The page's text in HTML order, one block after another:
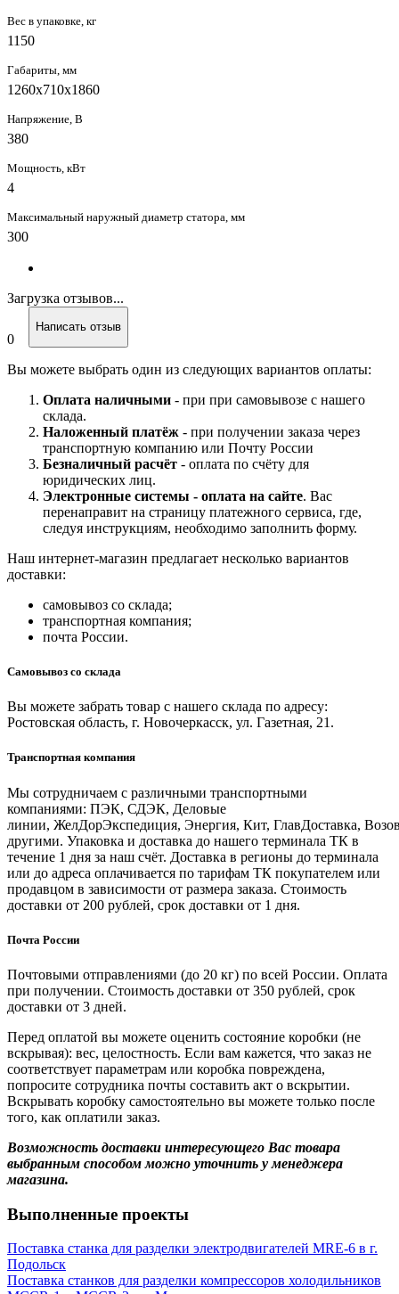
Вес в упаковке, кг
1150
Габариты, мм
1260х710х1860
Напряжение, В
380
Мощность, кВт
4
Максимальный наружный диаметр статора, мм
300
Загрузка отзывов...
0
Написать отзыв
Вы можете выбрать один из следующих вариантов оплаты:
Оплата наличными - при при самовывозе с нашего
склада.
Наложенный платёж - при получении заказа через
транспортную компанию или Почту России
Безналичный расчёт - оплата по счёту для
юридических лиц.
Электронные системы - оплата на сайте. Вас
перенаправит на страницу платежного сервиса, где,
следуя инструкциям, необходимо заполнить форму.
Наш интернет-магазин предлагает несколько вариантов
доставки:
самовывоз со склада;
транспортная компания;
почта России.
Самовывоз со склада
Вы можете забрать товар с нашего склада по адресу:
Ростовская область, г. Новочеркасск, ул. Газетная, 21.
Транспортная компания
Мы сотрудничаем с различными транспортными
компаниями: ПЭК, СДЭК, Деловые
линии, ЖелДорЭкспедиция, Энергия, Кит, ГлавДоставка,
другими. Упаковка и доставка до нашего терминала ТК в
течение 1 дня за наш счёт. Доставка в регионы до терминала
или до адреса оплачивается по тарифам ТК покупателем или
продавцом в зависимости от размера заказа. Стоимость
доставки от 200 рублей, срок доставки от 1 дня.
Почта России
Почтовыми отправлениями (до 20 кг) по всей России. Оплата
при получении. Стоимость доставки от 350 рублей, срок
доставки от 3 дней.
Перед оплатой вы можете оценить состояние коробки (не
вскрывая): вес, целостность. Если вам кажется, что заказ не
соответствует параметрам или коробка повреждена,
попросите сотрудника почты составить акт о вскрытии.
Вскрывать коробку самостоятельно вы можете только после
того, как оплатили заказ.
Возможность доставки интересующего Вас товара
выбранным способом можно уточнить у менеджера
магазина.
Выполненные проекты
Поставка станка для разделки электродвигателей MRE-6 в г.
Подольск
Поставка станков для разделки компрессоров холодильников